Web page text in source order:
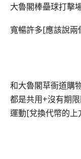
大魯閣棒壘球打擊
寬暢許多[應該說兩
和大魯閣草衙道購
都是共用+沒有期
運動[兌換代幣的上